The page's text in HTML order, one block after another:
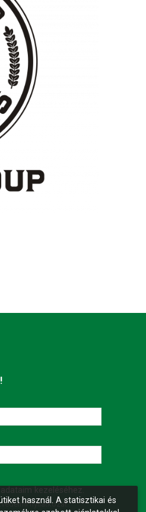
kezeléséhez.
nyilatkozat.
használ. A statisztikai és